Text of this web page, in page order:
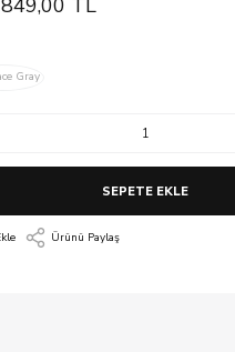
849,00 TL
SEPETE EKLE
Ürünü Paylaş